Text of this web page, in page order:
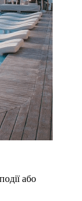
або